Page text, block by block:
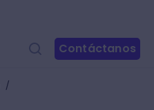
Contáctanos
/